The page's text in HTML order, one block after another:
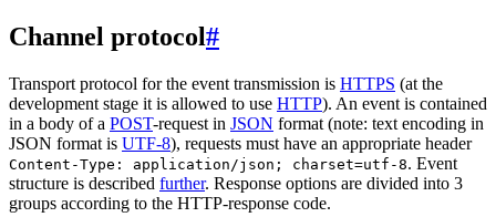
Channel protocol#
Transport protocol for the event transmission is HTTPS (at the
development stage it is allowed to use HTTP). An event is contained
in a body of a POST-request in JSON format (note: text encoding in
JSON format is UTF-8), requests must have an appropriate header
Content-Type: application/json; charset=utf-8. Event
structure is described further. Response options are divided into 3
groups according to the HTTP-response code.